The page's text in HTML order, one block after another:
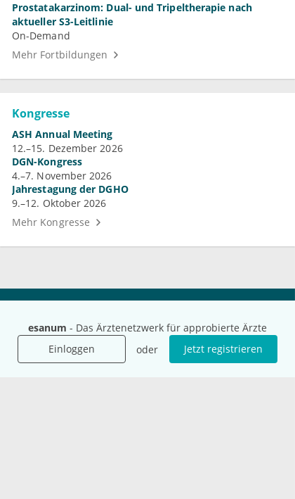
esanum - Das Ärztenetzwerk für approbierte Ärzte
Einloggen
oder Jetzt registrieren
Prostatakarzinom: Dual- und Tripeltherapie nach
aktueller S3-Leitlinie
On-Demand
Mehr Fortbildungen
Kongresse
ASH Annual Meeting
12.–15. Dezember 2026
DGN-Kongress
4.–7. November 2026
Jahrestagung der DGHO
9.–12. Oktober 2026
Mehr Kongresse
Das sind wir
Für Unternehmen
Ihre Fragen
Hilfe